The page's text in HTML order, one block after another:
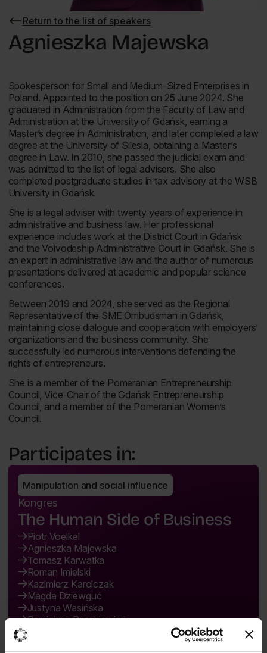
Return to the list of speakers
Return
to
the
Agnieszka Majewska
Spokesperson for Small and Medium-Sized Enterprises in
Poland. Appointed to the position on 25 June 2024. She
graduated in Administration from the Faculty of Law and
Administration at the University of Gdańsk, earning a
Master’s degree in Administration, and later completed a law
degree at the University of Silesia, obtaining a Master’s
degree in Law. In 2010, she passed the judicial exam and
was admitted to the list of legal advisers. She also
completed postgraduate studies in tax advisory at the WSB
University in Gdańsk.
She is a legal adviser with twenty years of experience in
administrative and business law. Her professional
experience includes work at the District Court in Gdańsk
and the Voivodeship Administrative Court in Gdańsk. She is
an expert in administrative law and the author of numerous
presentations delivered at academic and popular science
conferences.
Between 2019 and 2024, she served as the Regional
Representative of the SME Ombudsman in Gdańsk,
maintaining close dialogue and cooperation with employers’
organizations and the business community. She
successfully led numerous interventions defending the
rights of entrepreneurs.
She is a member of the Pomeranian Entrepreneurship
Council, Vice-Chair of the Gdańsk Entrepreneurship
Council, and a member of the Pomeranian Women’s
Council.
Participates in:
Manipulation and social influence
Kongres
The Human Side of Business
Piotr Voelkel
Agnieszka Majewska
Tomasz Karwatka
Roman Imielski
Kazimierz Karolczak
Magda Dziewguć
Justyna Wasińska
Remigiusz Paszkiewicz
15:30 - 16:30